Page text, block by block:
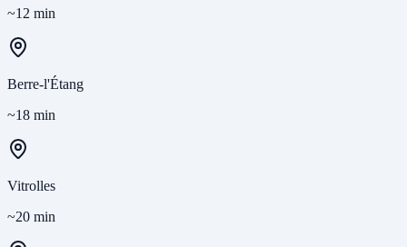
~12 min
Berre-l'Étang
~18 min
Vitrolles
~20 min